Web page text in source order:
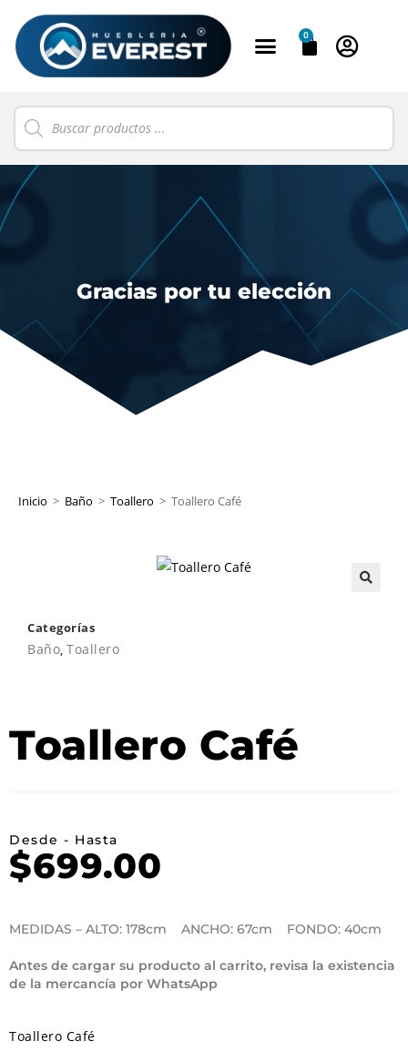
0
Gracias por tu elección
Inicio > Baño > Toallero > Toallero Café
Categorías
Baño Toallero
Toallero Café
Desde - Hasta
$699.00
MEDIDAS – ALTO: 178cm ANCHO: 67cm FONDO: 40cm
Antes de cargar su producto al carrito, revisa la existencia
de la mercancía por WhatsApp
Toallero Café